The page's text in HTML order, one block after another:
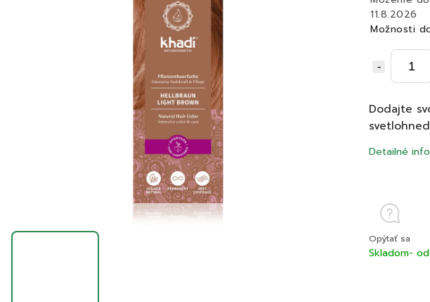
Skladom-
11.8.2026
Možnosti
Dodajte
Detailné
Opýtať sa